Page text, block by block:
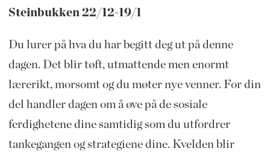
Steinbukken 22/12-19/1
Du lurer på hva du har begitt deg ut på denne
dagen. Det blir tøft, utmattende men enormt
lærerikt, morsomt og du møter nye venner. For din
del handler dagen om å øve på de sosiale
ferdighetene dine samtidig som du utfordrer
tankegangen og strategiene dine. Kvelden blir